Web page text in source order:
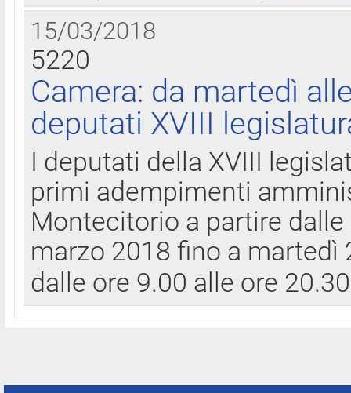
15/03/2018
5220
Camera: da martedì
deputati XVIII
I deputati della XVIII
primi adempimenti
Montecitorio a partire
marzo 2018 fino a
dalle ore 9.00 alle ore